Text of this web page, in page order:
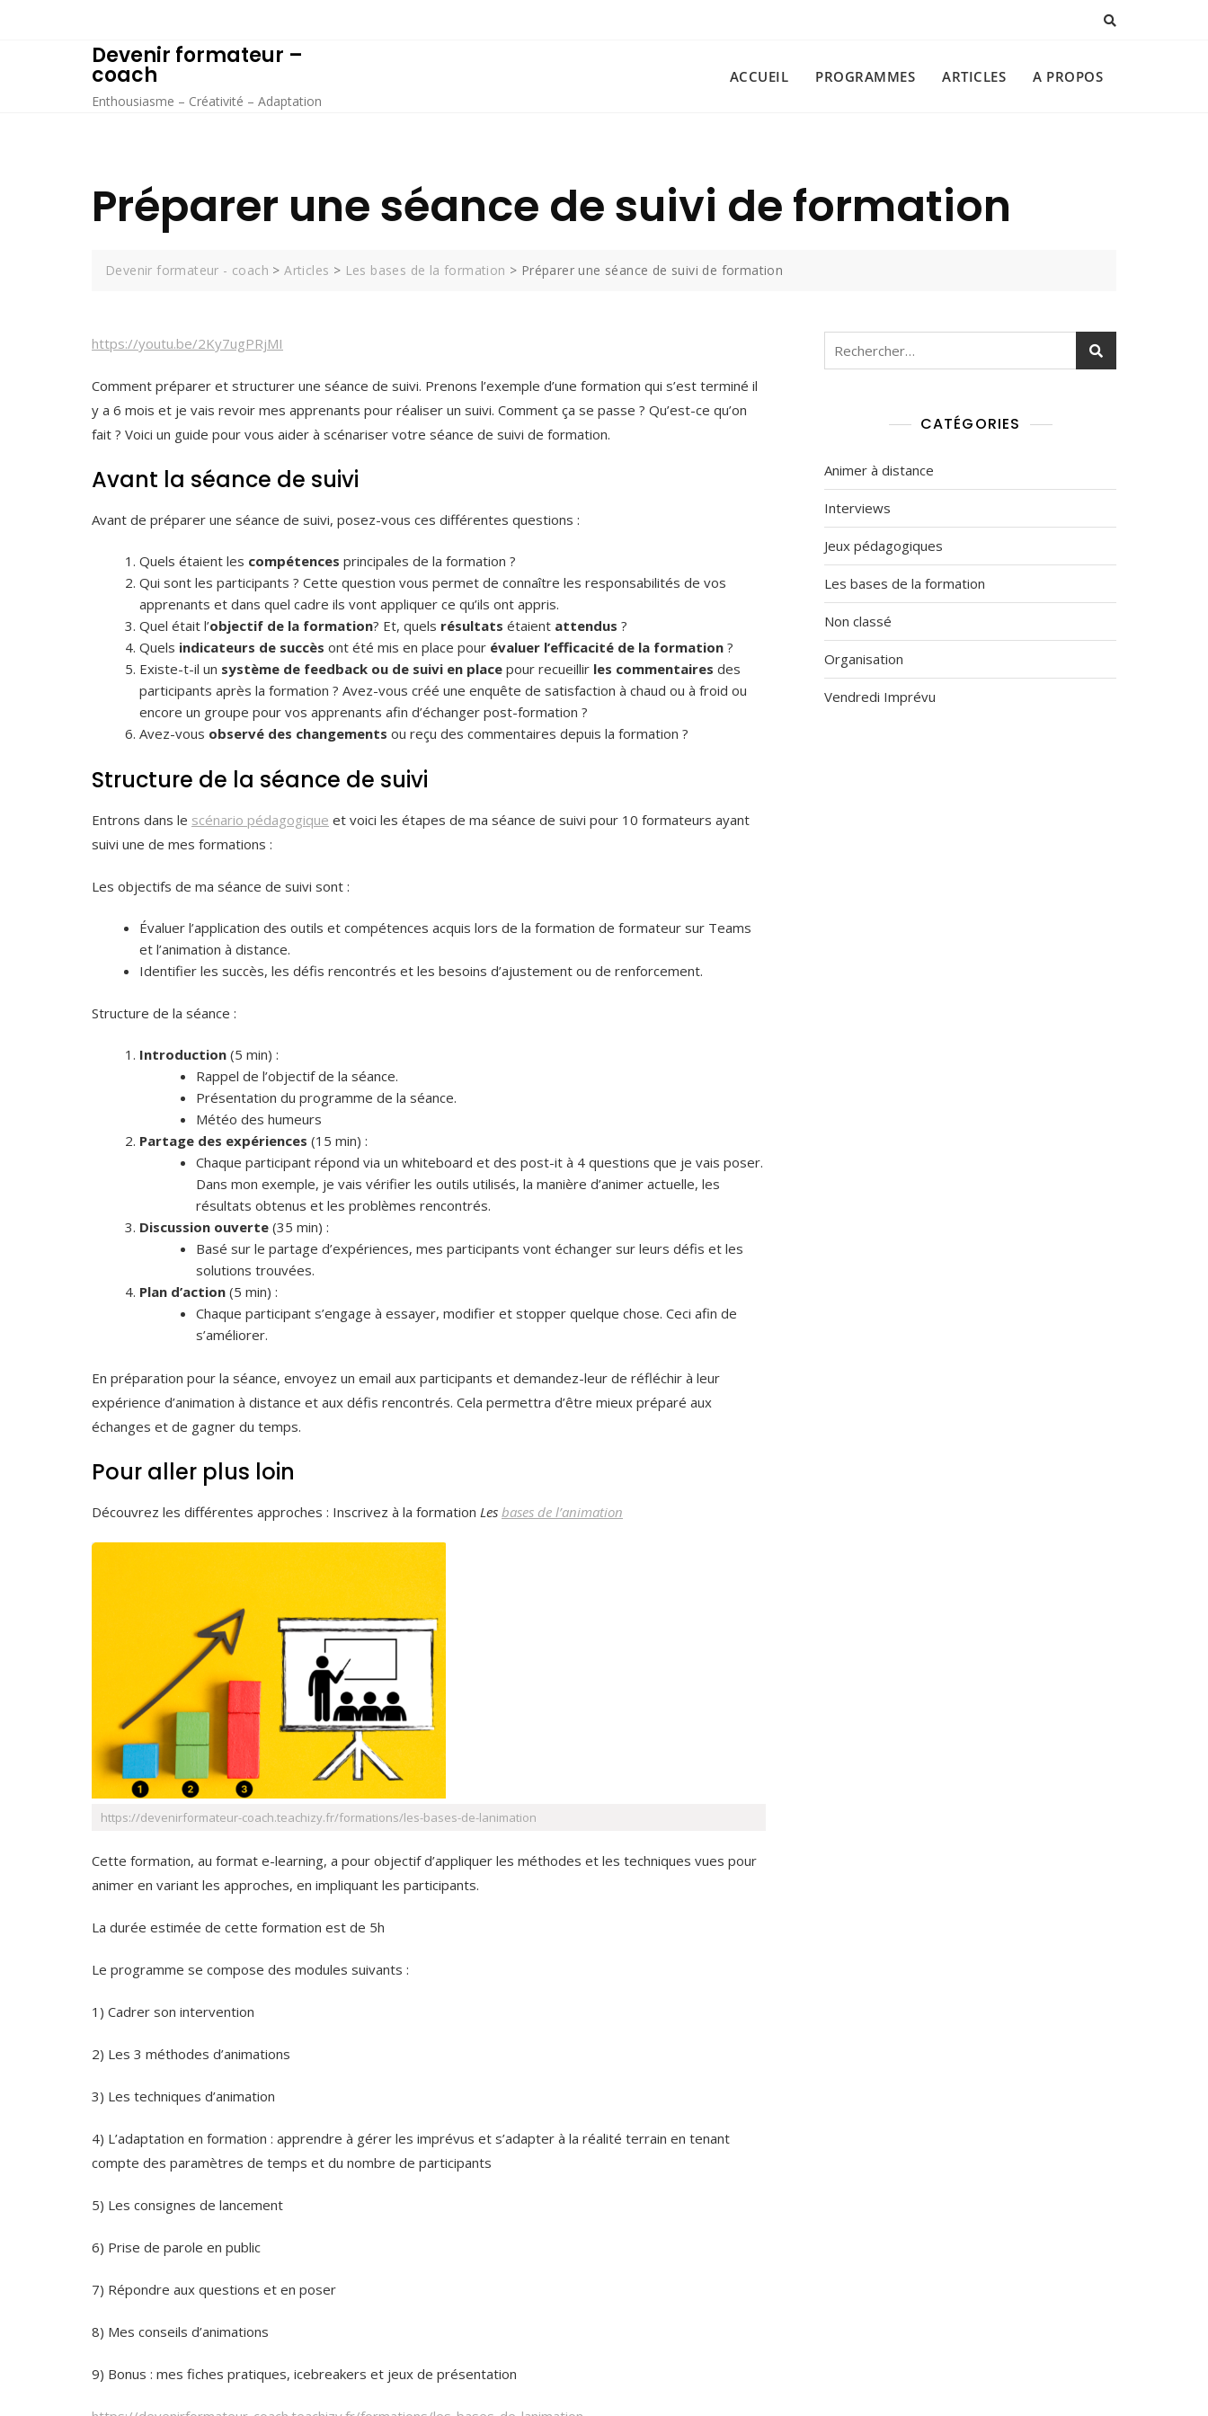
Devenir formateur –
coach
Enthousiasme – Créativité – Adaptation
ACCUEIL PROGRAMMES ARTICLES A PROPOS
Préparer une séance de suivi de formation
Devenir formateur - coach >Articles > Les bases de la formation > Préparer une séance de suivi de formation
https://youtu.be/2Ky7ugPRjMI
Comment préparer et structurer une séance de suivi. Prenons l’exemple d’une formation qui s’est terminé il
y a 6 mois et je vais revoir mes apprenants pour réaliser un suivi. Comment ça se passe ? Qu’est-ce qu’on
fait ? Voici un guide pour vous aider à scénariser votre séance de suivi de formation.
Avant la séance de suivi
Avant de préparer une séance de suivi, posez-vous ces différentes questions :
Quels étaient les compétences principales de la formation ?
Qui sont les participants ? Cette question vous permet de connaître les responsabilités de vos
apprenants et dans quel cadre ils vont appliquer ce qu’ils ont appris.
Quel était l’objectif de la formation? Et, quels résultatsétaient attendus ?
Quels indicateurs de succès ont été mis en place pour évaluer l’efficacité de la formation ?
Existe-t-il un système de feedback ou de suivi en placepour recueillir les commentaires des
participants après la formation ? Avez-vous créé une enquête de satisfaction à chaud ou à froid ou
encore un groupe pour vos apprenants afin d’échanger post-formation ?
Avez-vous observé des changements ou reçu des commentaires depuis la formation ?
Structure de la séance de suivi
Entrons dans le scénario pédagogique et voici les étapes de ma séance de suivi pour 10 formateurs ayant
suivi une de mes formations :
Les objectifs de ma séance de suivi sont :
Évaluer l’application des outils et compétences acquis lors de la formation de formateur sur Teams
et l’animation à distance.
Identifier les succès, les défis rencontrés et les besoins d’ajustement ou de renforcement.
Structure de la séance :
Introduction (5 min) :
Rappel de l’objectif de la séance.
Présentation du programme de la séance.
Météo des humeurs
Partage des expériences(15 min) :
Chaque participant répond via un whiteboard et des post-it à 4 questions que je vais poser.
Dans mon exemple, je vais vérifier les outils utilisés, la manière d’animer actuelle, les
résultats obtenus et les problèmes rencontrés.
Discussion ouverte (35 min) :
Basé sur le partage d’expériences, mes participants vont échanger sur leurs défis et les
solutions trouvées.
Plan d’action (5 min) :
Chaque participant s’engage à essayer, modifier et stopper quelque chose. Ceci afin de
s’améliorer.
En préparation pour la séance, envoyez un email aux participants et demandez-leur de réfléchir à leur
expérience d’animation à distance et aux défis rencontrés. Cela permettra d’être mieux préparé aux
échanges et de gagner du temps.
Pour aller plus loin
Découvrez les différentes approches : Inscrivez à la formation Les bases de l’animation
https://devenirformateur-coach.teachizy.fr/formations/les-bases-de-lanimation
Cette formation, au format e-learning, a pour objectif d’appliquer les méthodes et les techniques vues pour
animer en variant les approches, en impliquant les participants.
La durée estimée de cette formation est de 5h
Le programme se compose des modules suivants :
1) Cadrer son intervention
2) Les 3 méthodes d’animations
3) Les techniques d’animation
4) L’adaptation en formation : apprendre à gérer les imprévus et s’adapter à la réalité terrain en tenant
compte des paramètres de temps et du nombre de participants
5) Les consignes de lancement
6) Prise de parole en public
7) Répondre aux questions et en poser
8) Mes conseils d’animations
9) Bonus : mes fiches pratiques, icebreakers et jeux de présentation
Rechercher :
CATÉGORIES
Animer à distance
Interviews
Jeux pédagogiques
Les bases de la formation
Non classé
Organisation
Vendredi Imprévu